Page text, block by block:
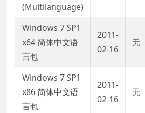
(Multilanguage)
Windows 7 SP1
x64 简体中文语
言包
2011-
02-16
无
Windows 7 SP1
x86 简体中文语
言包
2011-
02-16
无